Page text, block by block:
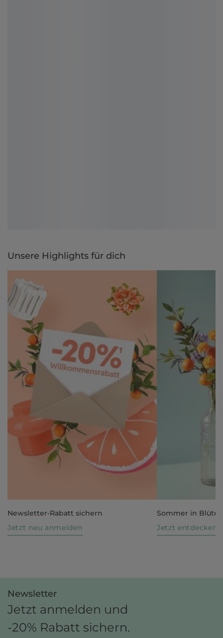
Unsere Highlights für dich
Newsletter-Rabatt sichern
Jetzt neu anmelden
Sommer in Blüte
Jetzt entdecken
Newsletter
Jetzt anmelden und
-20% Rabatt sichern.